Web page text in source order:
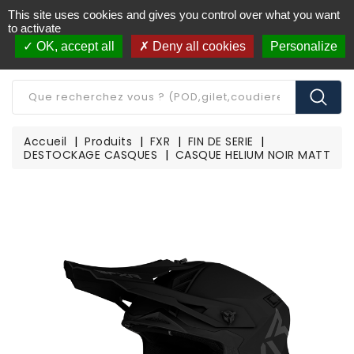
Livraison offerte à partir de 250€ d'achat (*)
CATÉGORIE
Accueil Produits FXR
FIN DE SERIE
DESTOCKAGE CASQUES
CASQUE HELIUM NOIR MATT
This site uses cookies and gives you control over what you want
to activate
OK, accept all
Deny all cookies Personalize